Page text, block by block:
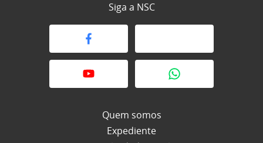
Siga a NSC
Quem somos
Expediente